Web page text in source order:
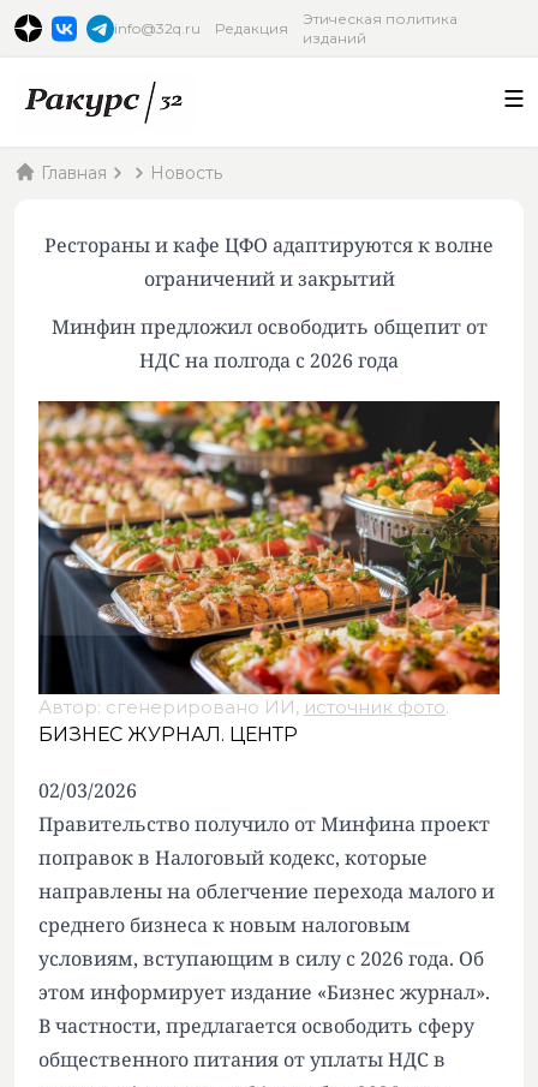
info@32q.ru Редакция
Этическая политика
изданий
Главная Новость
Рестораны и кафе ЦФО адаптируются к волне
ограничений и закрытий
Минфин предложил освободить общепит от
НДС на полгода с 2026 года
Автор: сгенерировано ИИ, источник фото.
БИЗНЕС ЖУРНАЛ. ЦЕНТР
02/03/2026
Правительство получило от Минфина проект
поправок в Налоговый кодекс, которые
направлены на облегчение перехода малого и
среднего бизнеса к новым налоговым
условиям, вступающим в силу с 2026 года. Об
этом информирует издание «Бизнес журнал».
В частности, предлагается освободить сферу
общественного питания от уплаты НДС в